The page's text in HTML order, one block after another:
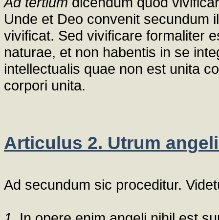
Unde et Deo convenit secundum
vivificat. Sed vivificare formaliter
naturae, et non habentis in se
intellectualis quae non est unita
corpori unita.
Articulus 2. Utrum
Ad secundum sic proceditur.